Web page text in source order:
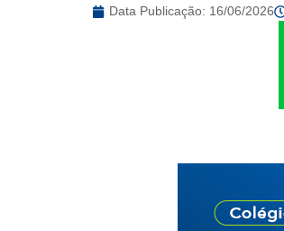
Data Publicação: 16/06/2026